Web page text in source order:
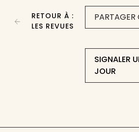
PARTAGER
SIGNALER
JOUR
RETOUR À :
LES REVUES